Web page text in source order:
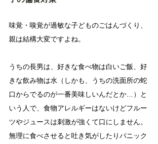
味覚・嗅覚が過敏な子どものごはんづくり、
親は結構大変ですよね。
うちの長男は、好きな食べ物は白いご飯、好
きな飲み物は水（しかも、うちの洗面所の蛇
口からでるのが一番美味しいんだとか…）と
いう人で、食物アレルギーはないけどフルー
ツやジュースは刺激が強くて口にしません。
無理に食べさせると吐き気がしたりパニック